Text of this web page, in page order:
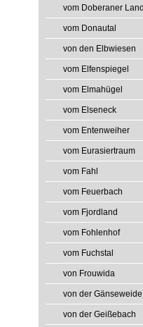
vom Doberaner Land
vom Donautal
von den Elbwiesen
vom Elfenspiegel
vom Elmahügel
vom Elseneck
vom Entenweiher
vom Eurasiertraum
vom Fahl
vom Feuerbach
vom Fjordland
vom Fohlenhof
vom Fuchstal
von Frouwida
von der Gänseweide
von der Geißebach